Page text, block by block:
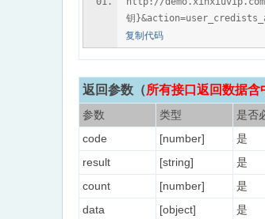
钥
复制代码
返回参数 （所有接口返回数据
参数 类型 是否
code
[number] 是
result
[string] 是
count
[number] 是
data
[object] 是